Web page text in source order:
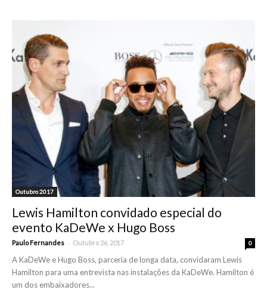
Outubro 2017
Lewis Hamilton convidado especial do
evento KaDeWe x Hugo Boss
Paulo Fernandes - Outubro 26, 2017 0
A KaDeWe e Hugo Boss, parceria de longa data, convidaram Lewis
Hamilton para uma entrevista nas instalações da KaDeWe. Hamilton é
um dos embaixadores...